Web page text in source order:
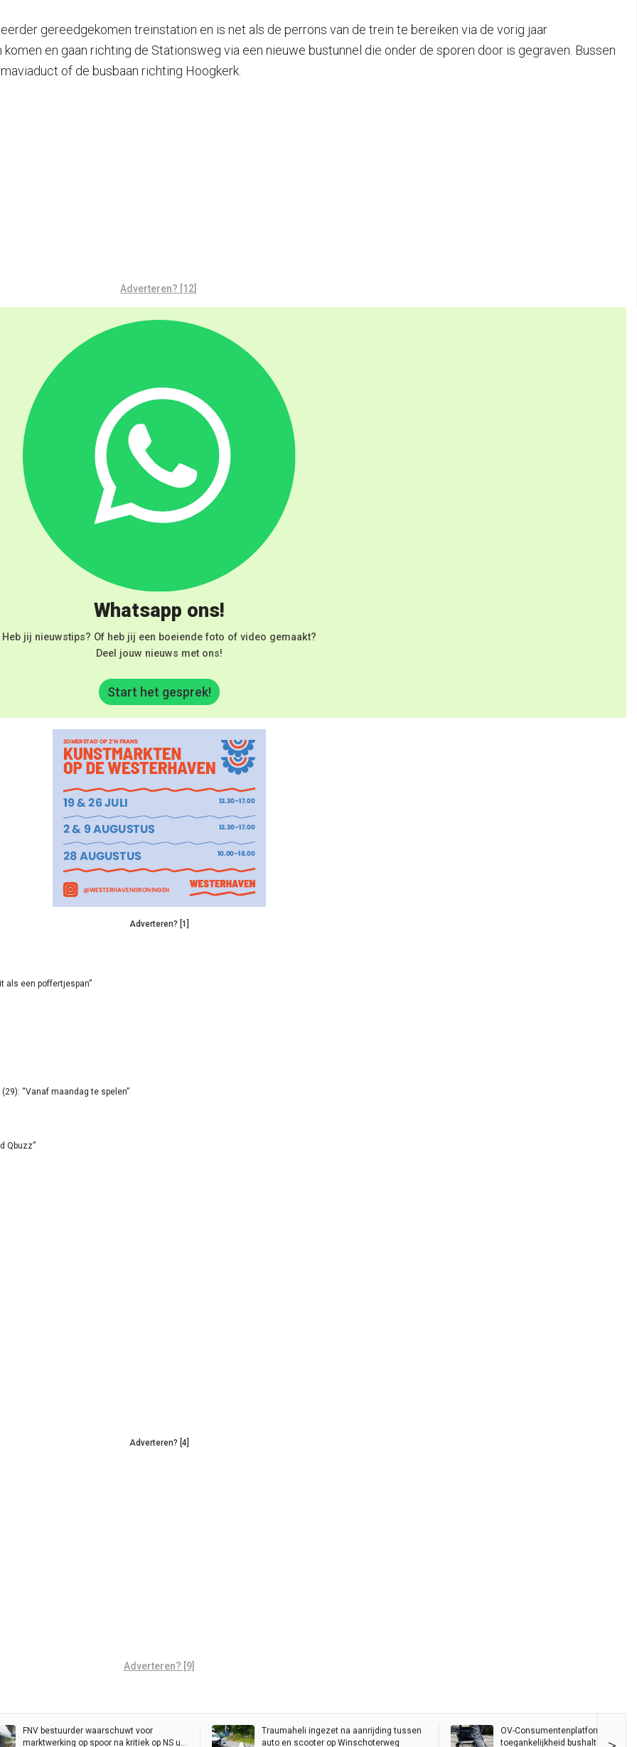
gereedgekomen treinstation en is net als de perrons van de trein te bereiken via de vorig jaar
en gaan richting de Stationsweg via een nieuwe bustunnel die onder de sporen door is gegraven. Bussen
of de busbaan richting Hoogkerk.
Adverteren? [12]
Whatsapp ons!
Heb jij nieuwstips? Of heb jij een boeiende foto of video gemaakt?
Deel jouw nieuws met ons!
Start het gesprek!
Adverteren? [1]
als een poffertjespan”
“Vanaf maandag te spelen”
Qbuzz”
Adverteren? [4]
Adverteren? [9]
FNV bestuurder waarschuwt voor
marktwerking op spoor na kritiek op NS uit
Traumaheli ingezet na aanrijding tussen
auto en scooter op Winschoterweg
OV-Consumentenplatform wil
toegankelijkheid bushalte